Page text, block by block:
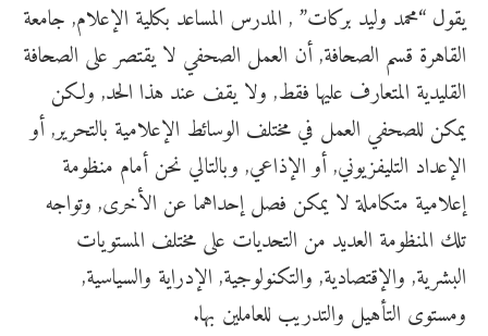
يقول “محمد وليد بركات” , المدرس المساعد بكلية الإعلام, جامعة
القاهرة قسم الصحافة, أن العمل الصحفي لا يقتصر على الصحافة
القليدية المتعارف عليها فقط, ولا يقف عند هذا الحد, ولكن
يمكن للصحفي العمل في مختلف الوسائط الإعلامية بالتحرير, أو
الإعداد التليفزيوني, أو الإذاعي, وبالتالي نحن أمام منظومة
إعلامية متكاملة لا يمكن فصل إحداهما عن الأخرى, وتواجه
تلك المنظومة العديد من التحديات على مختلف المستويات
البشرية, والإقتصادية, والتكنولوجية, الإدراية والسياسية,
ومستوى التأهيل والتدريب للعاملين بها.